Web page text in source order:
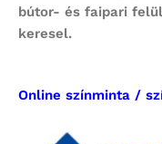
bútor- és faipari
keresel.
Online színminta /